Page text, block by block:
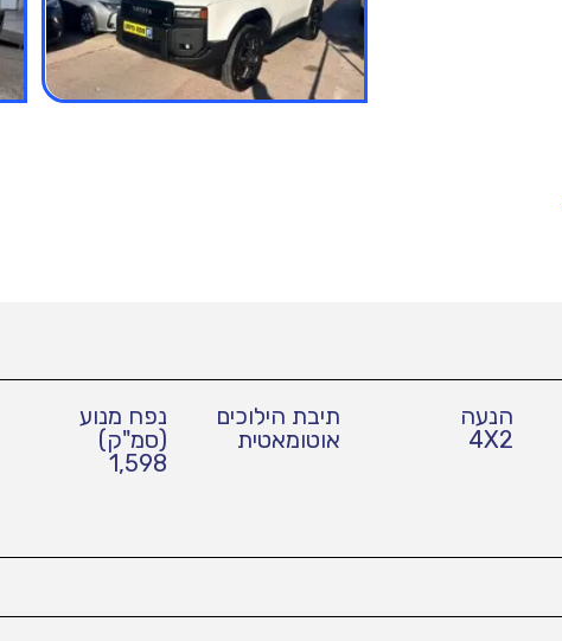
הנעה
4X2
תיבת הילוכים
אוטומאטית
נפח מנוע
(סמ"ק)
1,598